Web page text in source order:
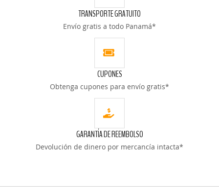
DESEOS
TRANSPORTE GRATUITO
Envío gratis a todo Panamá*
CUPONES
Obtenga cupones para envío gratis*
GARANTÍA DE REEMBOLSO
Devolución de dinero por mercancía intacta*